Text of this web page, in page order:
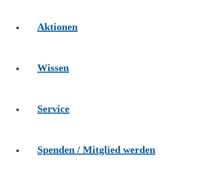
Aktionen
Wissen
Service
Spenden / Mitglied werden